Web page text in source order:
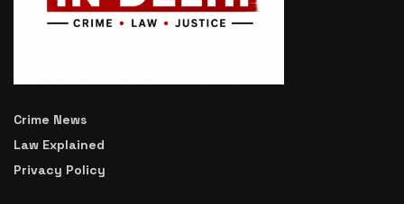
Crime News
Law Explained
Privacy Policy